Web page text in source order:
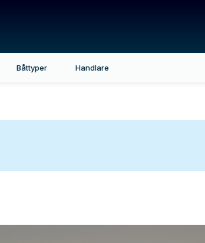
Båttyper Handlare